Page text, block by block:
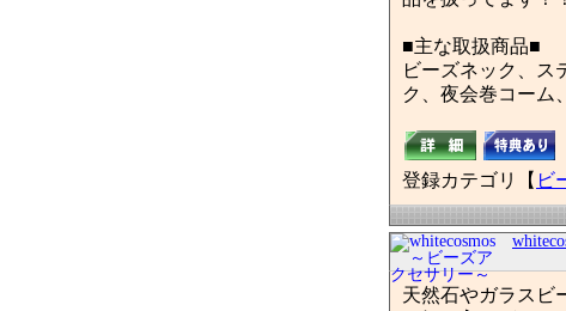
■主な取扱商品■
ビーズネック、ス
ク、夜会巻コーム
登録カテゴリ【 ビ
天然石やガラスビ